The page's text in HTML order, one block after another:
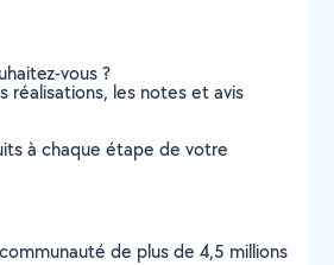
vous ?
réalisations, les notes et avis
à chaque étape de votre
de plus de 4,5 millions